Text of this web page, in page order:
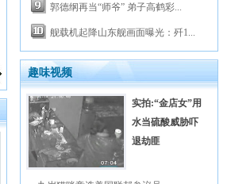
郭德纲再当“师爷” 弟子高鹤彩...
舰载机起降山东舰画面曝光：歼1...
趣味视频
实拍:“金店女”用
水当硫酸威胁吓
退劫匪